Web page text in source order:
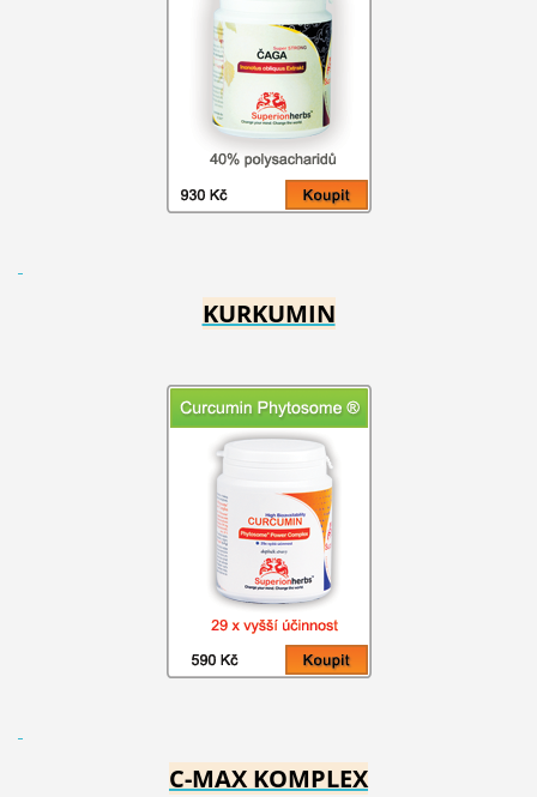
KURKUMIN
C-MAX KOMPLEX